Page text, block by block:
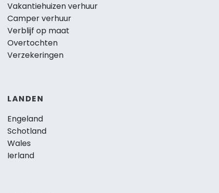
Vakantiehuizen verhuur
Camper verhuur
Verblijf op maat
Overtochten
Verzekeringen
LANDEN
Engeland
Schotland
Wales
Ierland